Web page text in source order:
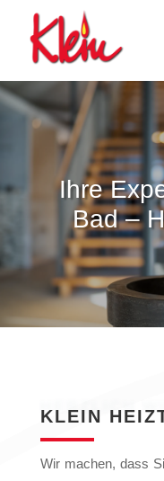
Ihre
Bad –
HERZLICH
KLEIN
Wir machen, dass